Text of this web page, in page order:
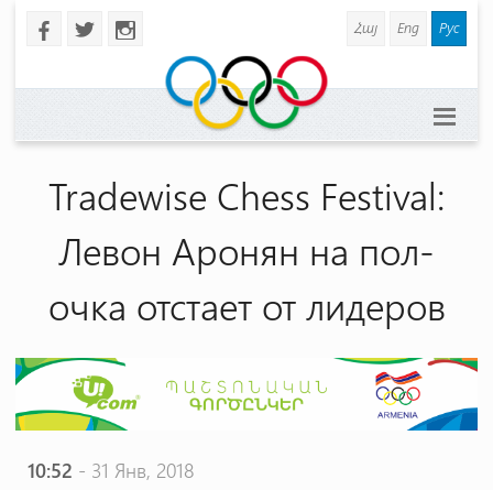
b a x Հայ Eng Рус
Tradewise Chess Festival:
Левон Аронян на пол-
очка отстает от лидеров
10:52 - 31 Янв, 2018